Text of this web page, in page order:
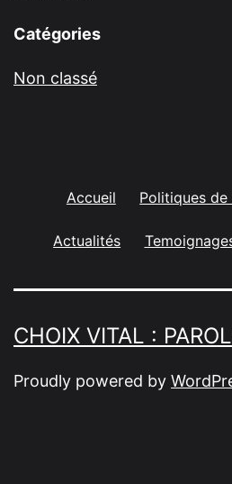
Catégories
Non classé
Accueil Politiques
Actualités
CHOIX VITAL :
Proudly powered by